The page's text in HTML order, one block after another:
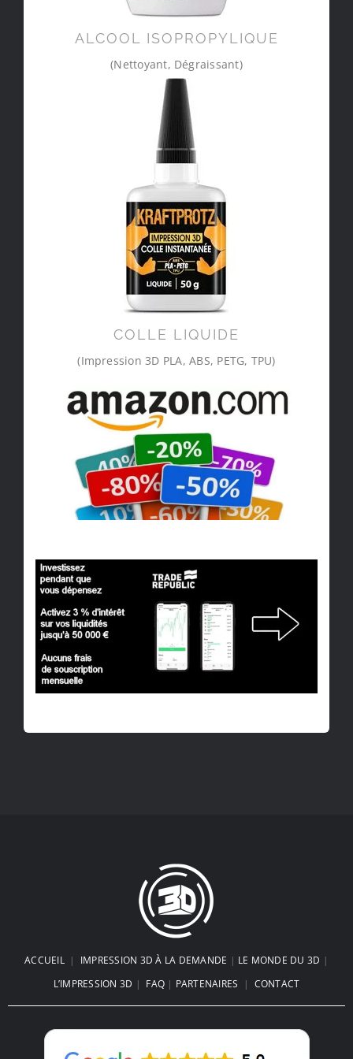
ALCOOL ISOPROPYLIQUE
(Nettoyant, Dégraissant)
COLLE LIQUIDE
(Impression 3D PLA, ABS, PETG, TPU)
ACCUEIL| IMPRESSION 3D À LA DEMANDE | LE MONDE DU 3D |
L’IMPRESSION 3D | FAQ | PARTENAIRES | CONTACT